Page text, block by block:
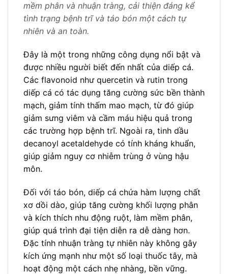
mềm phân và nhuận tràng, cải thiện đáng kể
tình trạng bệnh trĩ và táo bón một cách tự
nhiên và an toàn.
Đây là một trong những công dụng nổi bật và
được nhiều người biết đến nhất của diếp cá.
Các flavonoid như quercetin và rutin trong
diếp cá có tác dụng tăng cường sức bền thành
mạch, giảm tính thấm mao mạch, từ đó giúp
giảm sưng viêm và cầm máu hiệu quả trong
các trường hợp bệnh trĩ. Ngoài ra, tinh dầu
decanoyl acetaldehyde có tính kháng khuẩn,
giúp giảm nguy cơ nhiễm trùng ở vùng hậu
môn.
Đối với táo bón, diếp cá chứa hàm lượng chất
xơ dồi dào, giúp tăng cường khối lượng phân
và kích thích nhu động ruột, làm mềm phân,
giúp quá trình đại tiện diễn ra dễ dàng hơn.
Đặc tính nhuận tràng tự nhiên này không gây
kích ứng mạnh như một số loại thuốc tây, mà
hoạt động một cách nhẹ nhàng, bền vững.